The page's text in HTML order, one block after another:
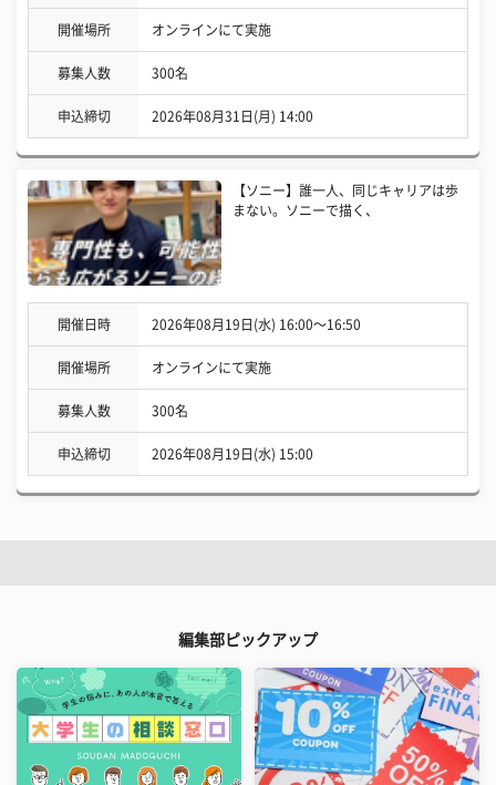
開催場所 オンラインにて実施
募集人数 300名
申込締切 2026年08月31日(月) 14:00
【ソニー】誰一人、同じキャリアは歩
まない。ソニーで描く、
開催日時 2026年08月19日(水) 16:00〜16:50
開催場所 オンラインにて実施
募集人数 300名
申込締切 2026年08月19日(水) 15:00
編集部ピックアップ